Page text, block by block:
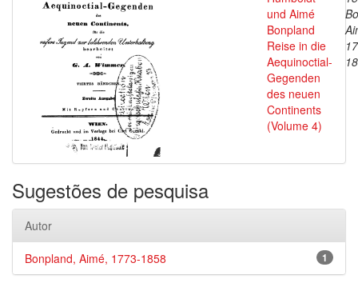
und Aimé
Bonpland
Reise in die
Aequinoctial-
Gegenden
des neuen
Continents
(Volume 4)
Sugestões de pesquisa
Autor
1
Bonpland, Aimé, 1773-1858